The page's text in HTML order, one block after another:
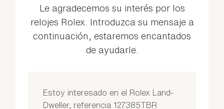
Le agradecemos su interés por los
relojes Rolex. Introduzca su mensaje a
continuación, estaremos encantados
de ayudarle.